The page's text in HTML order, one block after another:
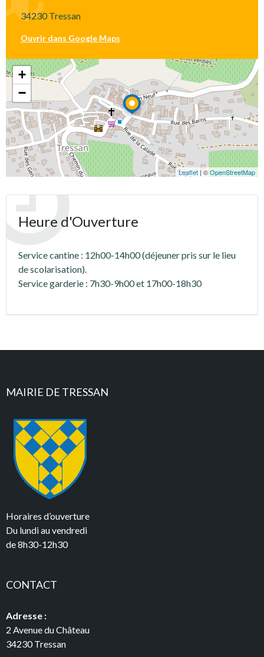
34230 Tressan
Ouvrir dans Google Maps
+
−
Leaflet | ©OpenStreetMap
Heure d'Ouverture
Service cantine : 12h00-14h00 (déjeuner pris sur le lieu
de scolarisation).
Service garderie : 7h30-9h00 et 17h00-18h30
MAIRIE DE TRESSAN
Horaires d’ouverture
Du lundi au vendredi
de 8h30-12h30
CONTACT
Adresse :
2 Avenue du Château
34230 Tressan